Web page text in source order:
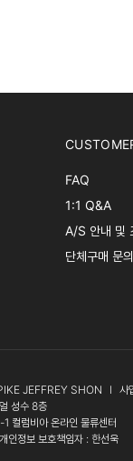
FAQ
1:1 Q&A
A/S 안내 및
단체구매 문의
JEFFREY SHON l
사
성수 8층
컬럼비아 온라인 물류센터
개인정보 보호책임자 : 한선욱